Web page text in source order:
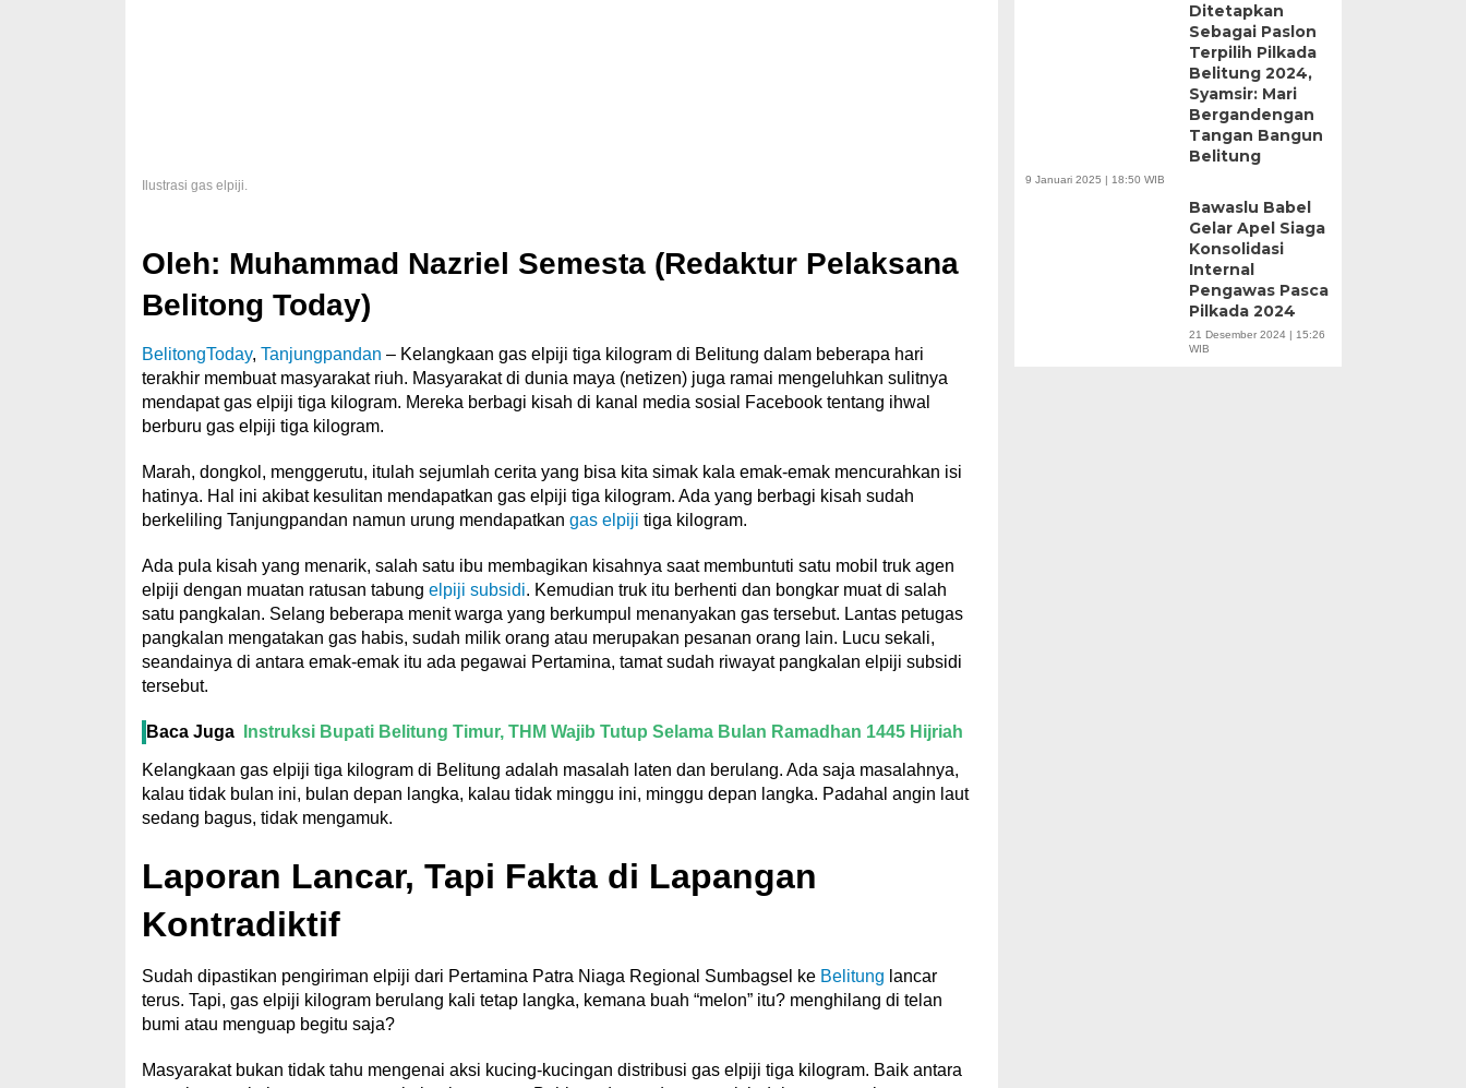
Ilustrasi gas elpiji.
Oleh: Muhammad Nazriel Semesta (Redaktur Pelaksana
Belitong Today)
BelitongToday, Tanjungpandan – Kelangkaan gas elpiji tiga kilogram di Belitung dalam beberapa hari
terakhir membuat masyarakat riuh. Masyarakat di dunia maya (netizen) juga ramai mengeluhkan sulitnya
mendapat gas elpiji tiga kilogram. Mereka berbagi kisah di kanal media sosial Facebook tentang ihwal
berburu gas elpiji tiga kilogram.
Marah, dongkol, menggerutu, itulah sejumlah cerita yang bisa kita simak kala emak-emak mencurahkan isi
hatinya. Hal ini akibat kesulitan mendapatkan gas elpiji tiga kilogram. Ada yang berbagi kisah sudah
berkeliling Tanjungpandan namun urung mendapatkan gas elpiji tiga kilogram.
Ada pula kisah yang menarik, salah satu ibu membagikan kisahnya saat membuntuti satu mobil truk agen
elpiji dengan muatan ratusan tabung elpiji subsidi. Kemudian truk itu berhenti dan bongkar muat di salah
satu pangkalan. Selang beberapa menit warga yang berkumpul menanyakan gas tersebut. Lantas petugas
pangkalan mengatakan gas habis, sudah milik orang atau merupakan pesanan orang lain. Lucu sekali,
seandainya di antara emak-emak itu ada pegawai Pertamina, tamat sudah riwayat pangkalan elpiji subsidi
tersebut.
Baca Juga Instruksi Bupati Belitung Timur, THM Wajib Tutup Selama Bulan Ramadhan 1445 Hijriah
Kelangkaan gas elpiji tiga kilogram di Belitung adalah masalah laten dan berulang. Ada saja masalahnya,
kalau tidak bulan ini, bulan depan langka, kalau tidak minggu ini, minggu depan langka. Padahal angin laut
sedang bagus, tidak mengamuk.
Laporan Lancar, Tapi Fakta di Lapangan
Kontradiktif
Sudah dipastikan pengiriman elpiji dari Pertamina Patra Niaga Regional Sumbagsel ke Belitung lancar
terus. Tapi, gas elpiji kilogram berulang kali tetap langka, kemana buah “melon” itu? menghilang di telan
bumi atau menguap begitu saja?
Masyarakat bukan tidak tahu mengenai aksi kucing-kucingan distribusi gas elpiji tiga kilogram. Baik antara
Ditetapkan
Sebagai Paslon
Terpilih Pilkada
Belitung 2024,
Syamsir: Mari
Bergandengan
Tangan Bangun
Belitung
9 Januari 2025 | 18:50 WIB
Bawaslu Babel
Gelar Apel Siaga
Konsolidasi
Internal
Pengawas Pasca
Pilkada 2024
21 Desember 2024 | 15:26
WIB